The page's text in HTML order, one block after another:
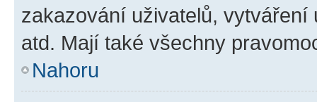
zakazování uživatelů,
atd. Mají také všechny
Nahoru